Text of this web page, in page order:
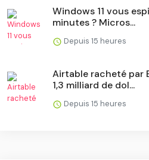
Windows 11 vous
minutes ? Micros...
Depuis 15 heures
Airtable racheté par
1,3 milliard de dol...
Depuis 15 heures